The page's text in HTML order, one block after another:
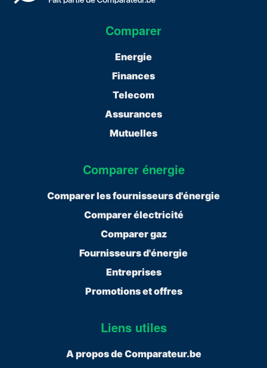
Comparer
Energie
Finances
Telecom
Assurances
Mutuelles
Comparer énergie
Comparer les fournisseurs d'énergie
Comparer électricité
Comparer gaz
Fournisseurs d'énergie
Entreprises
Promotions et offres
Liens utiles
A propos de Comparateur.be